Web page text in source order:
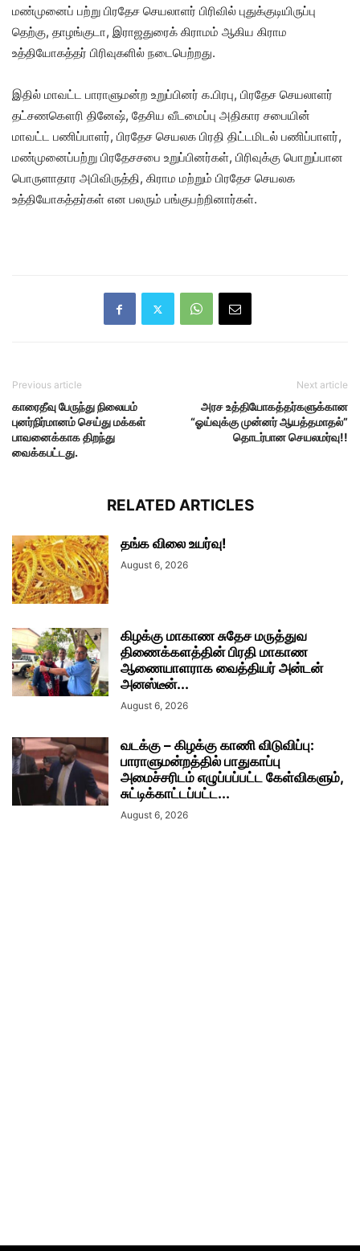
மண்முனைப் பற்று பிரதேச செயலாளர் பிரிவில் புதுக்குடியிருப்பு
தெற்கு, தாழங்குடா, இராஜதுரைக் கிராமம் ஆகிய கிராம
உத்தியோகத்தர் பிரிவுகளில் நடைபெற்றது.
இதில் மாவட்ட பாராளுமன்ற உறுப்பினர் க.பிரபு, பிரதேச செயலாளர்
தட்சணகௌரி தினேஷ், தேசிய வீடமைப்பு அதிகார சபையின்
மாவட்ட பணிப்பாளர், பிரதேச செயலக பிரதி திட்டமிடல் பணிப்பாளர்,
மண்முனைப்பற்று பிரதேசசபை உறுப்பினர்கள், பிரிவுக்கு பொறுப்பான
பொருளாதார அபிவிருத்தி, கிராம மற்றும் பிரதேச செயலக
உத்தியோகத்தர்கள் என பலரும் பங்குபற்றினார்கள்.
Previous article
காரைதீவு பேருந்து நிலையம்
புனர்நிர்மானம் செய்து மக்கள்
பாவனைக்காக திறந்து
வைக்கபட்டது.
Next article
அரச உத்தியோகத்தர்களுக்கான
“ஓய்வுக்கு முன்னர் ஆயத்தமாதல்”
தொடர்பான செயலமர்வு!!
RELATED ARTICLES
தங்க விலை உயர்வு!
August 6, 2026
கிழக்கு மாகாண சுதேச மருத்துவ
திணைக்களத்தின் பிரதி மாகாண
ஆணையாளராக வைத்தியர் அன்டன்
அனஸ்டீன்...
August 6, 2026
வடக்கு – கிழக்கு காணி விடுவிப்பு:
பாராளுமன்றத்தில் பாதுகாப்பு
அமைச்சரிடம் எழுப்பப்பட்ட கேள்விகளும்,
சுட்டிக்காட்டப்பட்ட...
August 6, 2026